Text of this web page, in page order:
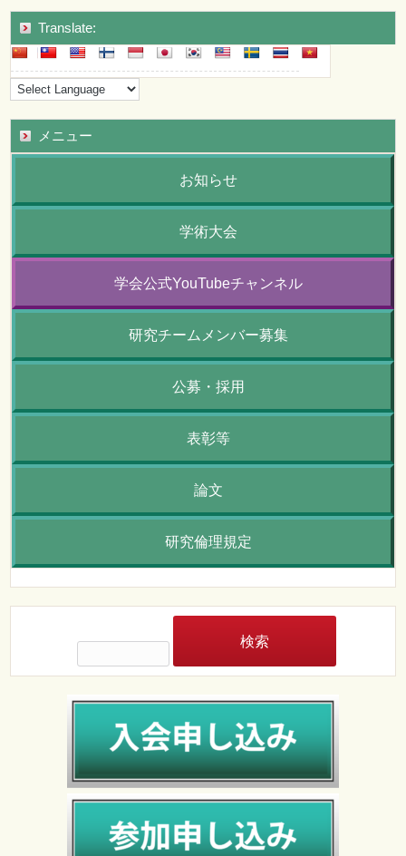
Translate:
メニュー
お知らせ
学術大会
学会公式YouTubeチャンネル
研究チームメンバー募集
公募・採用
表彰等
論文
研究倫理規定
索: